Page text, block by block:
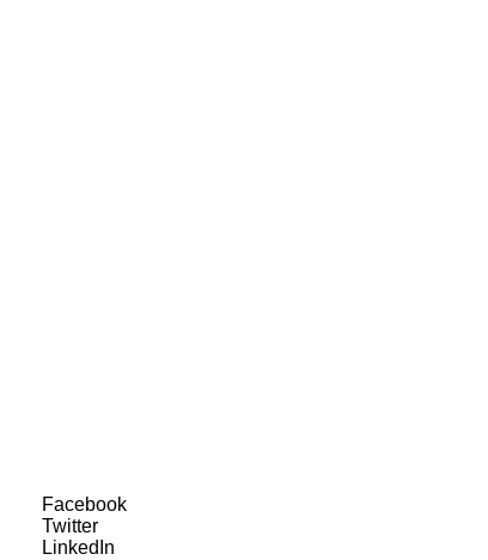
Facebook
Twitter
LinkedIn